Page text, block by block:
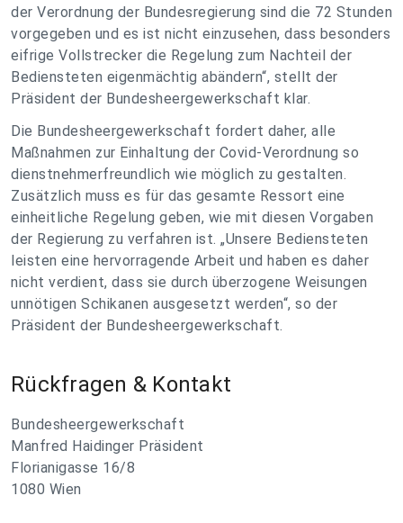
der Verordnung der Bundesregierung sind die 72 Stunden
vorgegeben und es ist nicht einzusehen, dass besonders
eifrige Vollstrecker die Regelung zum Nachteil der
Bediensteten eigenmächtig abändern“, stellt der
Präsident der Bundesheergewerkschaft klar.
Die Bundesheergewerkschaft fordert daher, alle
Maßnahmen zur Einhaltung der Covid-Verordnung so
dienstnehmerfreundlich wie möglich zu gestalten.
Zusätzlich muss es für das gesamte Ressort eine
einheitliche Regelung geben, wie mit diesen Vorgaben
der Regierung zu verfahren ist. „Unsere Bediensteten
leisten eine hervorragende Arbeit und haben es daher
nicht verdient, dass sie durch überzogene Weisungen
unnötigen Schikanen ausgesetzt werden“, so der
Präsident der Bundesheergewerkschaft.
Rückfragen & Kontakt
Bundesheergewerkschaft
Manfred Haidinger Präsident
Florianigasse 16/8
1080 Wien